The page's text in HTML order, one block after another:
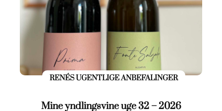
RENÉS UGENTLIGE ANBEFALINGER
Mine yndlingsvine uge 32 – 2026